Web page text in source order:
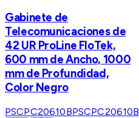
Gabinete de
Telecomunicaciones de
42 UR ProLine FloTek,
600 mm de Ancho, 1000
mm de Profundidad,
Color Negro
PSCPC20610BPSCPC20610B